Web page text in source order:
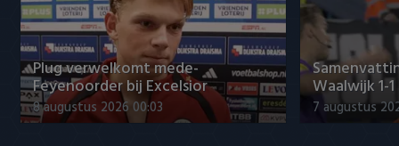
Plug verwelkomt mede-
Feyenoorder bij Excelsior
8 augustus 2026 00:03
Waalwijk 1-1
7 augustus